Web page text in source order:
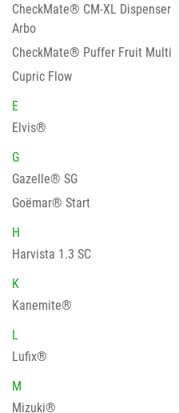
CheckMate® CM-XL Dispenser
Arbo
CheckMate® Puffer Fruit Multi
Cupric Flow
E
Elvis®
G
Gazelle® SG
Goëmar® Start
H
Harvista 1.3 SC
K
Kanemite®
L
Lufix®
M
Mizuki®